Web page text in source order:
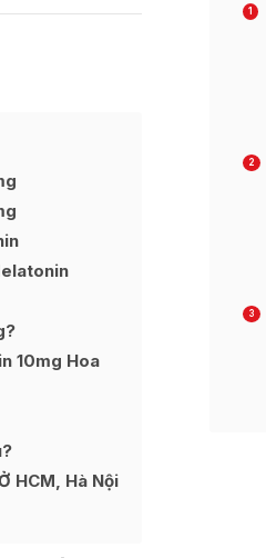
10mg Hoa
HCM, Hà Nội
1
2
3